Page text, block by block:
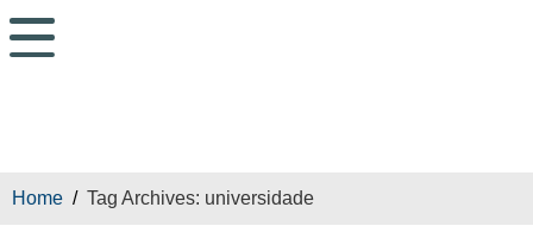
Home Tag Archives: universidade